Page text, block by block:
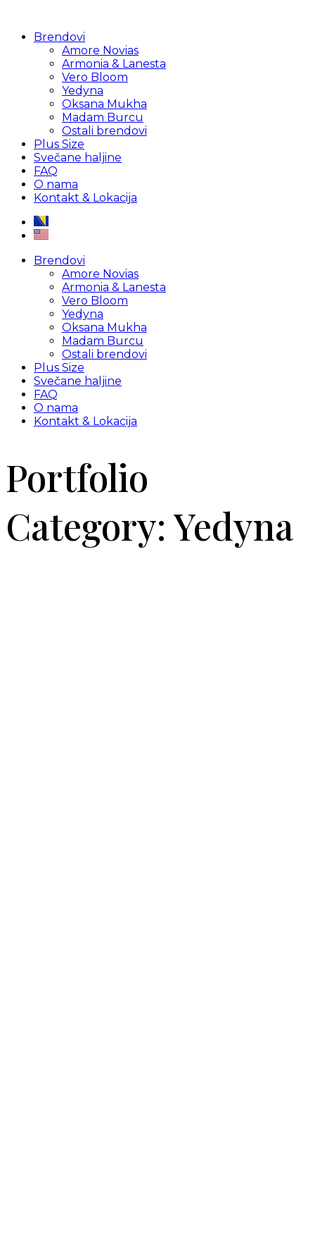
Brendovi
Amore Novias
Armonia & Lanesta
Vero Bloom
Yedyna
Oksana Mukha
Madam Burcu
Ostali brendovi
Plus Size
Svečane haljine
FAQ
O nama
Kontakt & Lokacija
Brendovi
Amore Novias
Armonia & Lanesta
Vero Bloom
Yedyna
Oksana Mukha
Madam Burcu
Ostali brendovi
Plus Size
Svečane haljine
FAQ
O nama
Kontakt & Lokacija
Portfolio
Category: Yedyna